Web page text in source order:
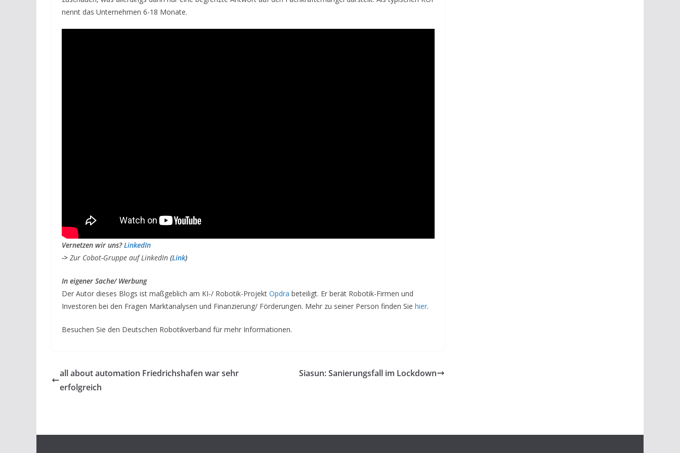
nennt das Unternehmen 6-18 Monate.
Vernetzen wir uns? LinkedIn
-> Zur Cobot-Gruppe auf LinkedIn (Link)
In eigener Sache/ Werbung
Der Autor dieses Blogs ist maßgeblich am KI-/ Robotik-Projekt Opdra beteiligt. Er berät Robotik-Firmen und
Investoren bei den Fragen Marktanalysen und Finanzierung/ Förderungen. Mehr zu seiner Person finden Sie hier.
Besuchen Sie den Deutschen Robotikverband für mehr Informationen.
all about automation Friedrichshafen war sehr
erfolgreich
Siasun: Sanierungsfall im Lockdown